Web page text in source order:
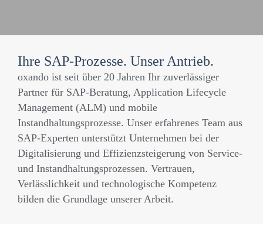
Ihre SAP-Prozesse. Unser Antrieb.
oxando ist seit über 20 Jahren Ihr zuverlässiger
Partner für SAP-Beratung, Application Lifecycle
Management (ALM) und mobile
Instandhaltungsprozesse. Unser erfahrenes Team aus
SAP-Experten unterstützt Unternehmen bei der
Digitalisierung und Effizienzsteigerung von Service-
und Instandhaltungsprozessen. Vertrauen,
Verlässlichkeit und technologische Kompetenz
bilden die Grundlage unserer Arbeit.